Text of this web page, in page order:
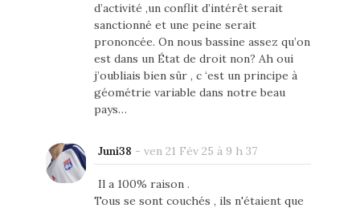
d’activité ,un conflit d’intérêt serait
sanctionné et une peine serait
prononcée. On nous bassine assez qu’on
est dans un État de droit non? Ah oui
j’oubliais bien sûr , c ‘est un principe à
géométrie variable dans notre beau
pays…
Juni38 - ven 21 Fév 25 à 9 h 37
Il a 100% raison .
Tous se sont couchés , ils n'étaient que